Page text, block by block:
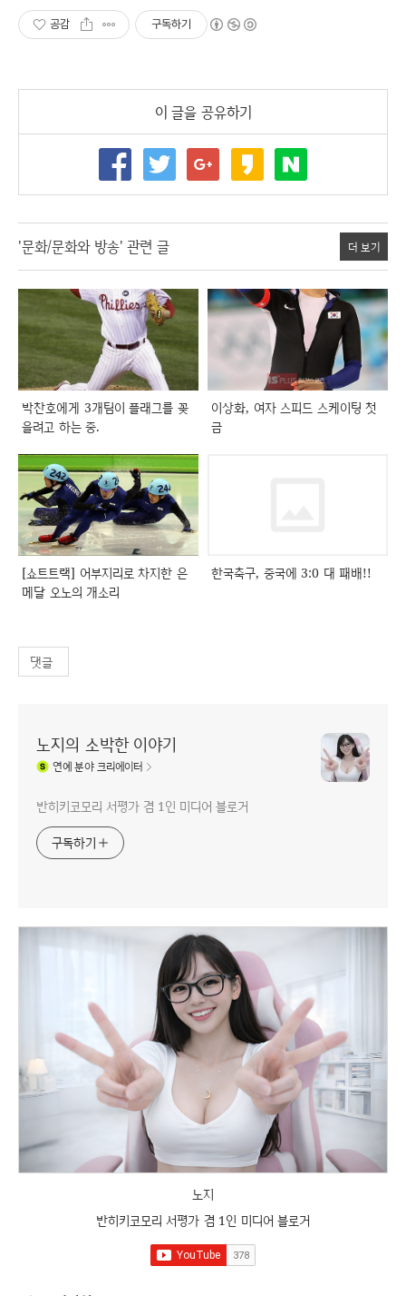
공감 구독하기
이 글을 공유하기
'문화/문화와 방송' 관련 글 더 보기
박찬호에게 3개팀이 플래그를 꽂
을려고 하는 중.
이상화, 여자 스피드 스케이팅 첫
금
[쇼트트랙] 어부지리로 차지한 은
메달 오노의 개소리
한국축구, 중국에 3:0 대 패배!!
댓글
노지의 소박한 이야기
연예분야 크리에이터
반히키코모리 서평가 겸 1인 미디어 블로거
구독하기
노지
반히키코모리 서평가 겸 1인 미디어 블로거